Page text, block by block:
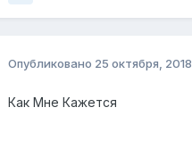
Опубликовано 25 октября, 2018
Как Мне Кажется